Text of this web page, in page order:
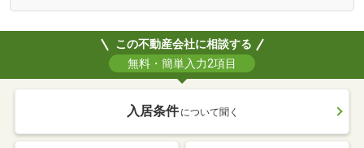
この不動産会社に相談する
無料・簡単入力2項目
入居条件 について聞く